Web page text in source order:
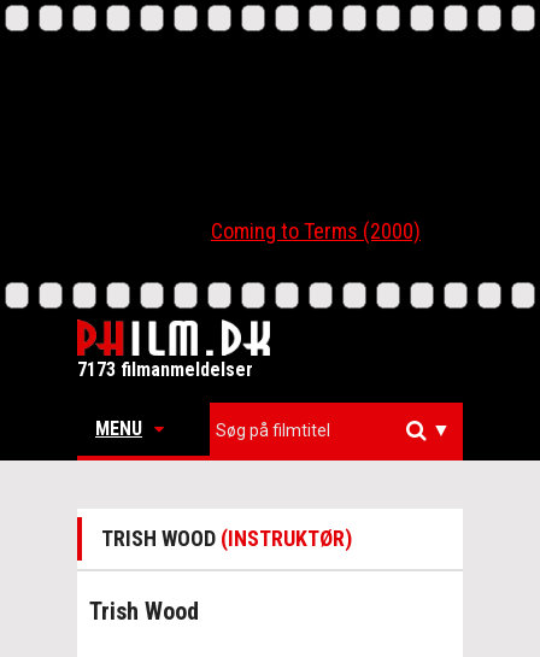
Coming to Terms (2000)
7173 filmanmeldelser
MENU ▼
TRISH WOOD (INSTRUKTØR)
Trish Wood